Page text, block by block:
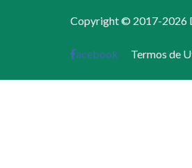
Copyright © 2017-2026
acebook Termos de